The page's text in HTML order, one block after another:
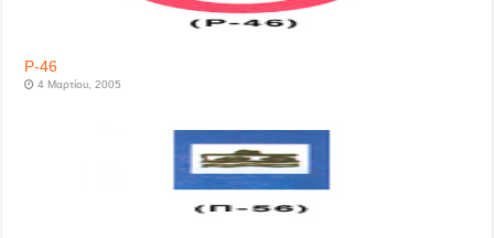
P-46
4 Μαρτίου, 2005